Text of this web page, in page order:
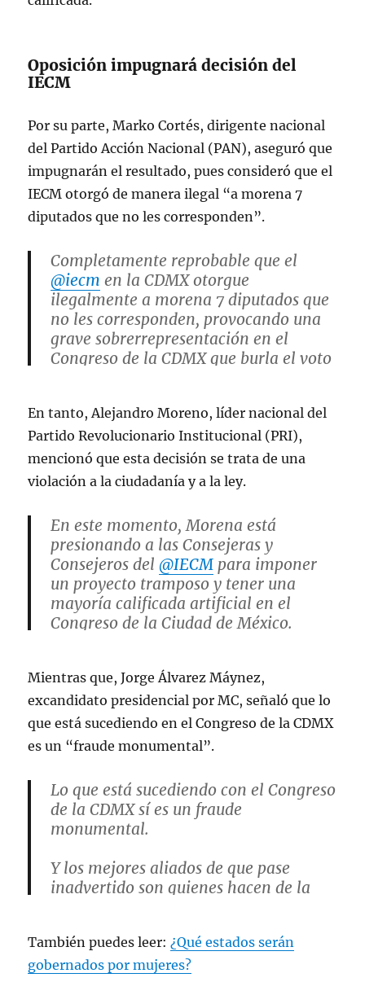
Oposición impugnará decisión del
IECM
Por su parte, Marko Cortés, dirigente nacional
del Partido Acción Nacional (PAN), aseguró que
impugnarán el resultado, pues consideró que el
IECM otorgó de manera ilegal “a morena 7
diputados que no les corresponden”.
Completamente reprobable que el
@iecm en la CDMX otorgue
ilegalmente a morena 7 diputados que
no les corresponden, provocando una
grave sobrerrepresentación en el
Congreso de la CDMX que burla el voto
Impugnaremos y exigiremos al
Tribunal Electoral que…
— Marko Cortés (@MarkoCortes)
En tanto, Alejandro Moreno, líder nacional del
Partido Revolucionario Institucional (PRI),
mencionó que esta decisión se trata de una
violación a la ciudadanía y a la ley.
En este momento, Morena está
presionando a las Consejeras y
Consejeros del@IECM para imponer
un proyecto tramposo y tener una
mayoría calificada artificial en el
Congreso de la Ciudad de México.
Morena es una inminente violación a
la…
— Alejandro Moreno (@alitomorenoc)
Mientras que, Jorge Álvarez Máynez,
excandidato presidencial por MC, señaló que lo
que está sucediendo en el Congreso de la CDMX
es un “fraude monumental”.
Lo que está sucediendo con el Congreso
de la CDMX sí es un fraude
monumental.
Y los mejores aliados de que pase
inadvertido son quienes hacen de la
alertas sin sentido.
También puedes leer:¿Qué estados serán
gobernados por mujeres?